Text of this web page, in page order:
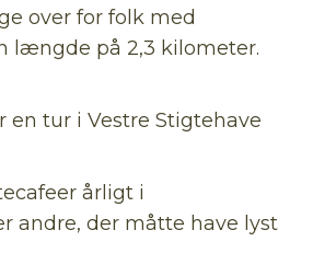
over for folk med
længde på 2,3 kilometer.
tur i Vestre Stigtehave
årligt i
andre, der måtte have lyst